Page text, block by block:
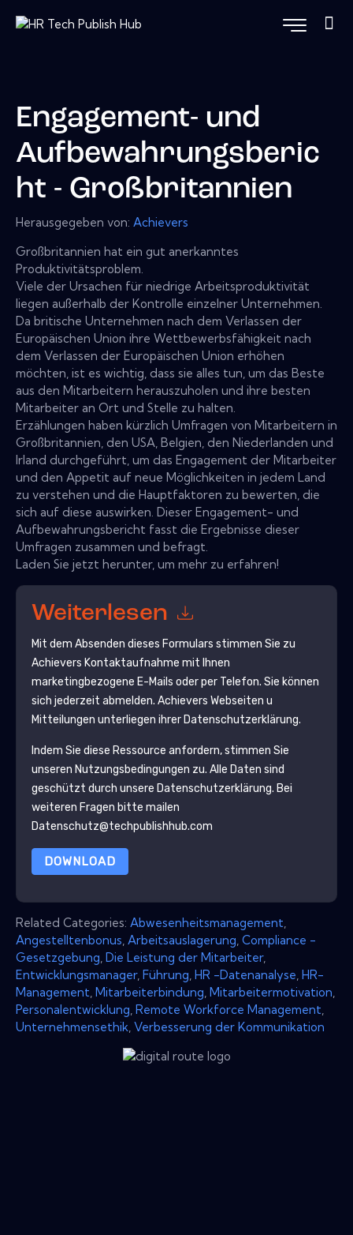
Engagement- und
Aufbewahrungsberic
ht - Großbritannien
Herausgegeben von: Achievers
Großbritannien hat ein gut anerkanntes
Produktivitätsproblem.
Viele der Ursachen für niedrige Arbeitsproduktivität
liegen außerhalb der Kontrolle einzelner Unternehmen.
Da britische Unternehmen nach dem Verlassen der
Europäischen Union ihre Wettbewerbsfähigkeit nach
dem Verlassen der Europäischen Union erhöhen
möchten, ist es wichtig, dass sie alles tun, um das Beste
aus den Mitarbeitern herauszuholen und ihre besten
Mitarbeiter an Ort und Stelle zu halten.
Erzählungen haben kürzlich Umfragen von Mitarbeitern in
Großbritannien, den USA, Belgien, den Niederlanden und
Irland durchgeführt, um das Engagement der Mitarbeiter
und den Appetit auf neue Möglichkeiten in jedem Land
zu verstehen und die Hauptfaktoren zu bewerten, die
sich auf diese auswirken. Dieser Engagement- und
Aufbewahrungsbericht fasst die Ergebnisse dieser
Umfragen zusammen und befragt.
Laden Sie jetzt herunter, um mehr zu erfahren!
Weiterlesen
Mit dem Absenden dieses Formulars stimmen Sie zu
Achievers Kontaktaufnahme mit Ihnen
marketingbezogene E-Mails oder per Telefon. Sie können
sich jederzeit abmelden. Achievers Webseiten u
Mitteilungen unterliegen ihrer Datenschutzerklärung.
Indem Sie diese Ressource anfordern, stimmen Sie
unseren Nutzungsbedingungen zu. Alle Daten sind
geschützt durch unsere Datenschutzerklärung. Bei
weiteren Fragen bitte mailen
Datenschutz@techpublishhub.com
DOWNLOAD
Related Categories: Abwesenheitsmanagement
Angestelltenbonus Arbeitsauslagerung Compliance -
Gesetzgebung Die Leistung der Mitarbeiter,
Entwicklungsmanager, Führung HR -Datenanalyse HR-
Management Mitarbeiterbindung Mitarbeitermotivation
Personalentwicklung Remote Workforce Management
Unternehmensethik Verbesserung der Kommunikation